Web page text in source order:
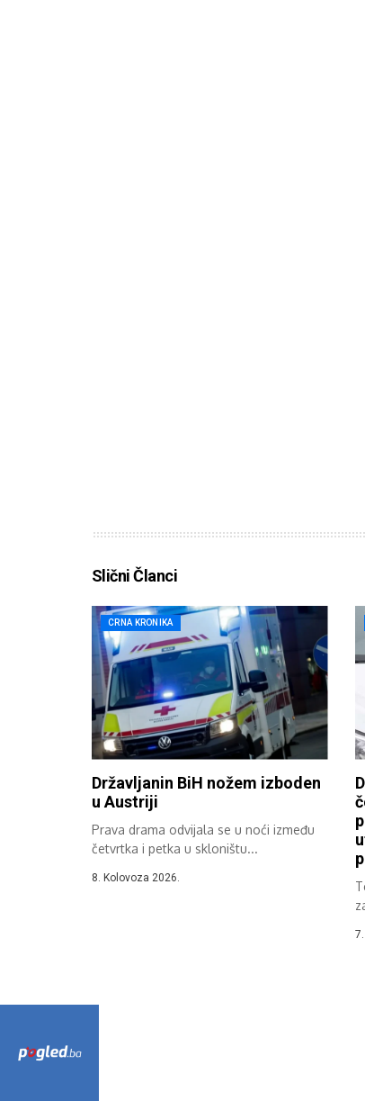
Slični Članci
CRNA KRONIKA
Državljanin BiH nožem izboden
u Austriji
Prava drama odvijala se u noći između
četvrtka i petka u skloništu...
8. Kolovoza 2026.